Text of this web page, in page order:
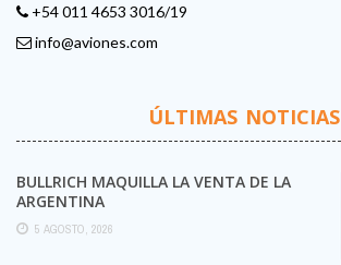
+54 011 4653 3016/19
info@aviones.com
ÚLTIMAS NOTICIAS
BULLRICH MAQUILLA LA VENTA DE LA
ARGENTINA
5 AGOSTO, 2026